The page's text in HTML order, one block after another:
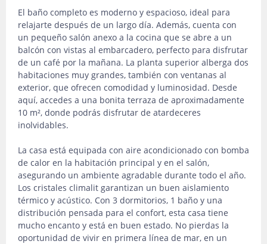
El baño completo es moderno y espacioso, ideal para
relajarte después de un largo día. Además, cuenta con
un pequeño salón anexo a la cocina que se abre a un
balcón con vistas al embarcadero, perfecto para disfrutar
de un café por la mañana. La planta superior alberga dos
habitaciones muy grandes, también con ventanas al
exterior, que ofrecen comodidad y luminosidad. Desde
aquí, accedes a una bonita terraza de aproximadamente
10 m², donde podrás disfrutar de atardeceres
inolvidables.
La casa está equipada con aire acondicionado con bomba
de calor en la habitación principal y en el salón,
asegurando un ambiente agradable durante todo el año.
Los cristales climalit garantizan un buen aislamiento
térmico y acústico. Con 3 dormitorios, 1 baño y una
distribución pensada para el confort, esta casa tiene
mucho encanto y está en buen estado. No pierdas la
oportunidad de vivir en primera línea de mar, en un